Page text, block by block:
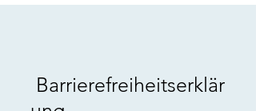
Barrierefreiheitserklär